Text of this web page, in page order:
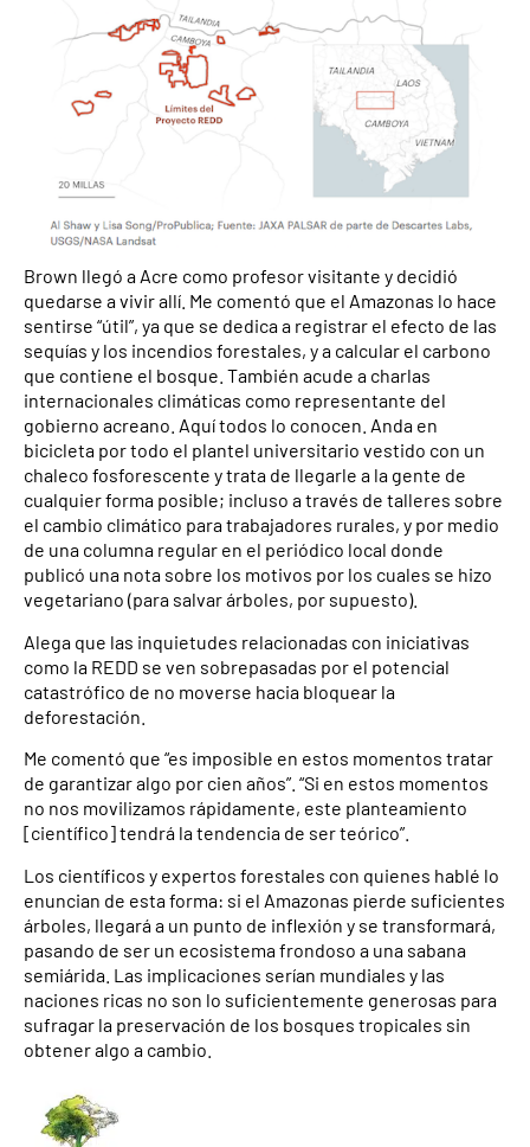
Brown llegó a Acre como profesor visitante y decidió
quedarse a vivir allí. Me comentó que el Amazonas lo hace
sentirse “útil”, ya que se dedica a registrar el efecto de las
sequías y los incendios forestales, y a calcular el carbono
que contiene el bosque. También acude a charlas
internacionales climáticas como representante del
gobierno acreano. Aquí todos lo conocen. Anda en
bicicleta por todo el plantel universitario vestido con un
chaleco fosforescente y trata de llegarle a la gente de
cualquier forma posible; incluso a través de talleres sobre
el cambio climático para trabajadores rurales, y por medio
de una columna regular en el periódico local donde
publicó una nota sobre los motivos por los cuales se hizo
vegetariano (para salvar árboles, por supuesto).
Alega que las inquietudes relacionadas con iniciativas
como la REDD se ven sobrepasadas por el potencial
catastrófico de no moverse hacia bloquear la
deforestación.
Me comentó que “es imposible en estos momentos tratar
de garantizar algo por cien años”. “Si en estos momentos
no nos movilizamos rápidamente, este planteamiento
[científico] tendrá la tendencia de ser teórico”.
Los científicos y expertos forestales con quienes hablé lo
enuncian de esta forma: si el Amazonas pierde suficientes
árboles, llegará a un punto de inflexión y se transformará,
pasando de ser un ecosistema frondoso a una sabana
semiárida. Las implicaciones serían mundiales y las
naciones ricas no son lo suficientemente generosas para
sufragar la preservación de los bosques tropicales sin
obtener algo a cambio.